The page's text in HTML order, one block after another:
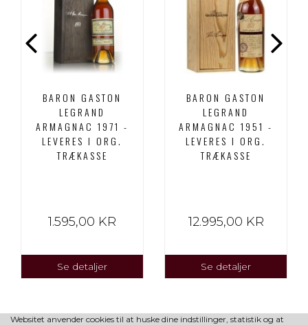
BARON GASTON
LEGRAND
ARMAGNAC 1971 -
LEVERES I ORG.
TRÆKASSE
1.595,00 KR
Se detaljer
BARON GASTON
LEGRAND
ARMAGNAC 1951 -
LEVERES I ORG.
TRÆKASSE
12.995,00 KR
Se detaljer
Websitet anvender cookies til at huske dine indstillinger, statistik og at